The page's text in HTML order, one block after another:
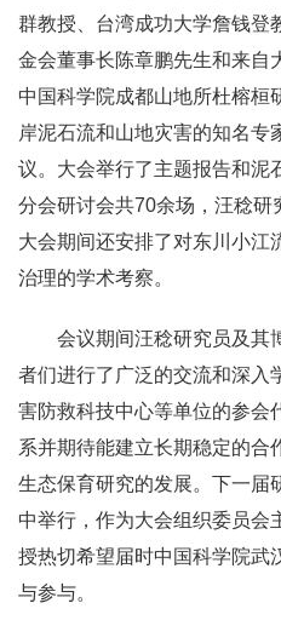
群教授、台湾成功大学詹钱登
金会董事长陈章鹏先生和来自
中国科学院成都山地所杜榕桓
岸泥石流和山地灾害的知名专
议。大会举行了主题报告和泥
分会研讨会共70余场，汪稔研
大会期间还安排了对东川小江
治理的学术考察。
会议期间汪稔研究员及其
者们进行了广泛的交流和深入
害防救科技中心等单位的参会
系并期待能建立长期稳定的合
生态保育研究的发展。下一届
中举行，作为大会组织委员会
授热切希望届时中国科学院武
与参与。